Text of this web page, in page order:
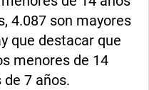
4.087 son mayores
que destacar que
menores de 14
7 años.